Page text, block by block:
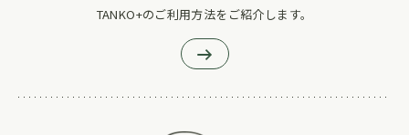
TANKO+のご利用方法をご紹介します。